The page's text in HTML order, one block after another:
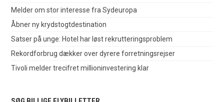
Melder om stor interesse fra Sydeuropa
Åbner ny krydstogtdestination
Satser på unge: Hotel har løst rekrutteringsproblem
Rekordforbrug dækker over dyrere forretningsrejser
Tivoli melder trecifret millioninvestering klar